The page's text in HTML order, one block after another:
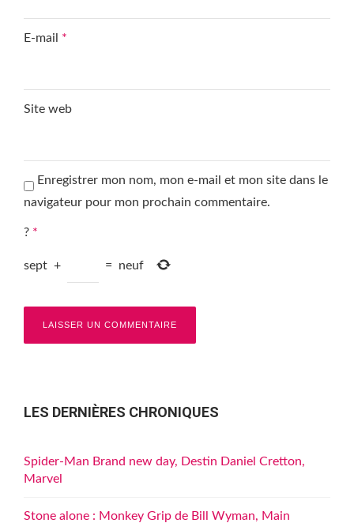
E-mail *
Site web
Enregistrer mon nom, mon e-mail et mon site dans le
navigateur pour mon prochain commentaire.
? *
sept + = neuf
LES DERNIÈRES CHRONIQUES
Spider-Man Brand new day, Destin Daniel Cretton,
Marvel
Stone alone : Monkey Grip de Bill Wyman, Main